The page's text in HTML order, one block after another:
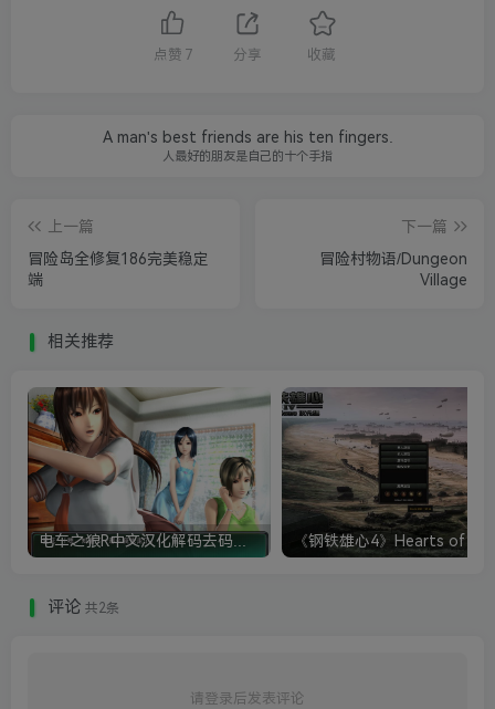
点赞 7 分享 收藏
A man's best friends are his ten fingers.
人最好的朋友是自己的十个手指
上一篇
冒险岛全修复186完美稳定
端
下一篇
冒险村物语/Dungeon
Village
相关推荐
评论 共2条
请登录后发表评论